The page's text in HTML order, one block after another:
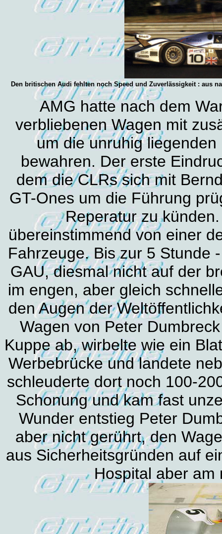
Den britischen Audi fehlten noch Speed und Zuverlässigkeit : aus
AMG hatte nach dem
verbliebenen Wagen mit
um die unruhig
bewahren. Der erste
dem die CLRs sich mit
GT-Ones um die Führung
Reperatur zu
übereinstimmend von einer
Fahrzeuge. Bis zur 5 Stunde
GAU, diesmal nicht auf der
im engen, aber gleich
den Augen der
Wagen von Peter
Kuppe ab, wirbelte wie ein
Werbebrücke und landete
schleuderte dort noch 100-
Schonung und kam fast
Wunder entstieg Peter
aber nicht gerührt, den
aus Sicherheitsgründen auf
Hospital aber am